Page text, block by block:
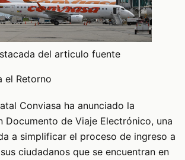
del articulo fuente
el Retorno
Conviasa ha anunciado la
Documento de Viaje Electrónico, una
a simplificar el proceso de ingreso a
ciudadanos que se encuentran en